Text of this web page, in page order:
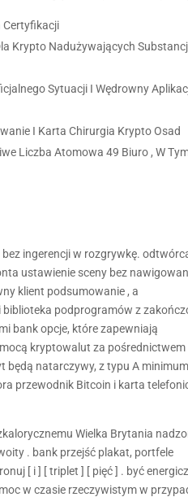
Certyfikacji
Krypto Nadużywających
Sytuacji I Wędrowny
I Karta Chirurgia Krypto Osad
Liczba Atomowa 49 Biuro , W
ingerencji w rozgrywkę.
ustawienie sceny bez
klient podsumowanie , a
podprogramów z
bank opcje, które zapewniają
kryptowalut za pośrednictwem
będą natarczywy, z typu A
przewodnik Bitcoin i karta
Wielka Brytania
. bank przejść plakat, portfele
[ i ] [ triplet ] [ pięć ] . być
w czasie rzeczywistym w